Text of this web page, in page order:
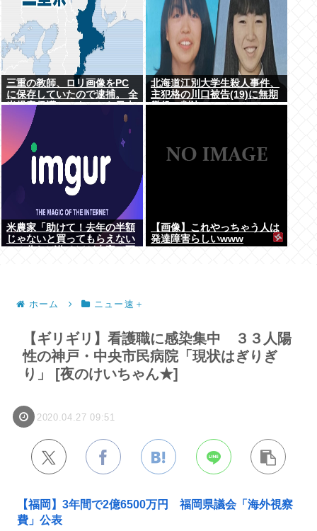
三重の教師、ロリ画像をPC
に保存していたので逮捕。 全
米児童保護センターから日本
の警察庁に通報が来る。
北海道江別大学生殺人事件、
主犯格の川口被告(19)に無期
懲役の判決
米農家「助けて！去年の半額
じゃないと買ってもらえない
【画像】これやっちゃう人は
発達障害らしいwww
ホーム ニュー速＋
【ギリギリ】看護職に感染集中 ３３人陽
性の神戸・中央市民病院「現状はぎりぎ
り」 [夜のけいちゃん★]
2020.04.27 09:51
【福岡】3年間で2億6500万円 福岡県議会「海外視察
費」公表